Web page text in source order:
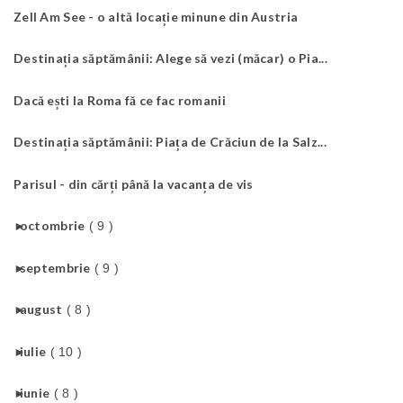
Zell Am See - o altă locație minune din Austria
Destinația săptămânii: Alege să vezi (măcar) o Pia...
Dacă ești la Roma fă ce fac romanii
Destinația săptămânii: Piața de Crăciun de la Salz...
Parisul - din cărți până la vacanța de vis
►
octombrie ( 9 )
►
septembrie ( 9 )
►
august ( 8 )
►
iulie ( 10 )
►
iunie ( 8 )